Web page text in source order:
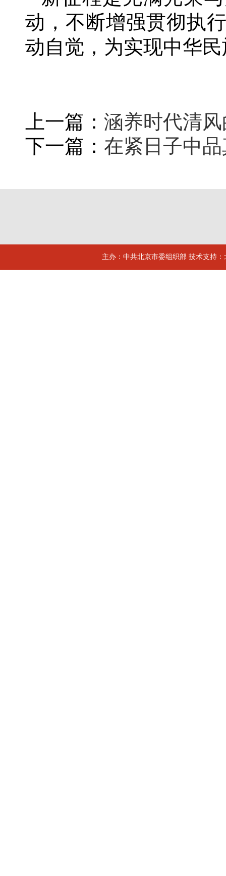
动，不断增强贯彻执
动自觉，为实现中华
上一篇： 涵养时代清
下一篇： 在紧日子中
主办：中共北京市委组织部 技术支持